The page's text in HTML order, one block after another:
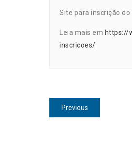
Site para inscrição do
Leia mais em https://
inscricoes/
Navegação
de
Previous
post: